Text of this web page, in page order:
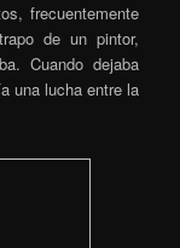
frecuentemente
de un pintor,
Cuando dejaba
una lucha entre la